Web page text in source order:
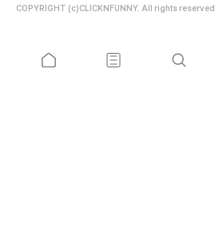
COPYRIGHT (c)CLICKNFUNNY. All rights reserved.